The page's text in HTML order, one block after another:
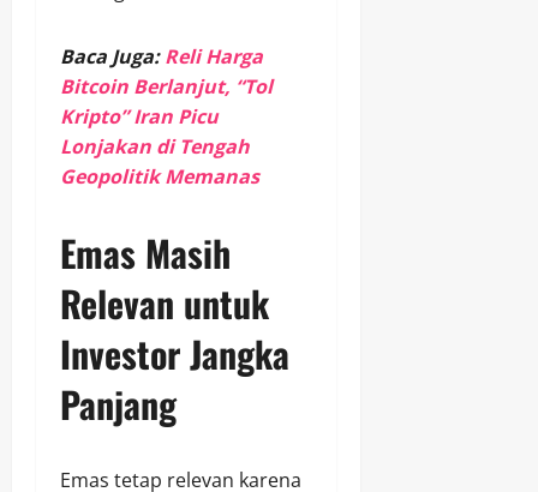
Baca Juga:Reli Harga
Bitcoin Berlanjut, “Tol
Kripto” Iran Picu
Lonjakan di Tengah
Geopolitik Memanas
Emas Masih
Relevan untuk
Investor Jangka
Panjang
Emas tetap relevan karena